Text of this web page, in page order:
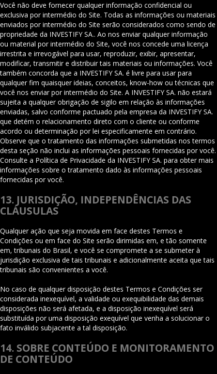
Você não deve fornecer qualquer informação confidencial ou
exclusiva por intermédio do Site. Todas as informações ou materiais
enviados por intermédio do Site serão considerados como sendo de
propriedade da INVESTIFY SA.. Ao nos enviar qualquer informação
ou material por intermédio do Site, você nos concede uma licença
irrestrita e irrevogável para usar, reproduzir, exibir, apresentar,
modificar, transmitir e distribuir tais materiais ou informações. Você
também concorda que a INVESTIFY SA. é livre para usar para
qualquer fim quaisquer ideias, conceitos, know-how ou técnicas que
você nos enviar por intermédio do Site. A INVESTIFY SA. não estará
sujeita a qualquer obrigação de sigilo em relação às informações
enviadas, salvo conforme pactuado pela empresa da INVESTIFY SA.
que detém o relacionamento direto com o cliente ou conforme
acordo ou determinação por lei especificamente em contrário.
Observe que o tratamento das informações submetidas nos termos
desta seção não inclui as informações pessoais fornecidas por você.
Consulte a Política de Privacidade da INVESTIFY SA. para obter mais
informações sobre o tratamento dado às informações pessoais
fornecidas por você.
13. JURISDIÇÃO, INDEPENDÊNCIAS DAS
CLÁUSULAS
Qualquer ação que seja movida em face destes Termos e
Condições ou em face do Site serão dirimidas em, e tão somente
em, tribunais do Brasil, e você se compromete a se submeter à
jurisdição exclusiva de tais tribunais e adicionalmente aceita que tais
tribunais são convenientes a você.
No caso de qualquer disposição destes Termos e Condições ser
considerada inexequível, a validade ou exequibilidade das demais
disposições não será afetada, e a disposição inexequível será
substituída por uma disposição exequível que venha a solucionar o
fato inválido subjacente a tal disposição.
14. SOBRE CONTEÚDO E MONITORAMENTO
DE CONTEÚDO